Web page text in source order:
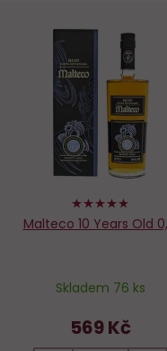
96%
Malteco 10 Years Old
Skladem 76 ks
569 Kč